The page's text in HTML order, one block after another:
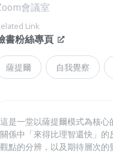
會議室
Link
書粉絲專頁
薩提爾 自我覺察
這是一堂以薩提爾模式為核
關係中「來得比理智還快」
觀點的分辨，以及期待層次